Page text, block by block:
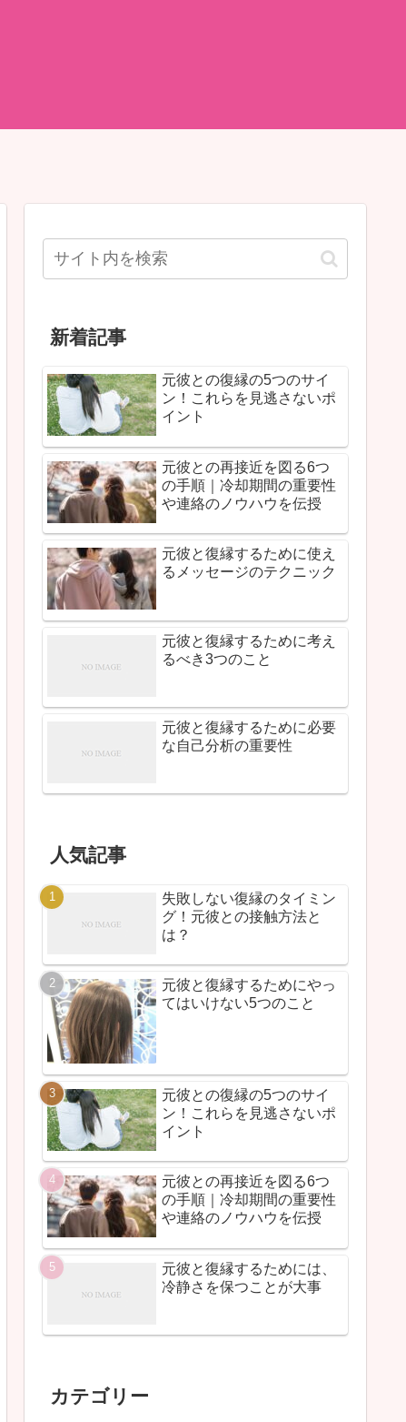
新着記事
元彼との復縁の5つのサイ
ン！これらを見逃さないポ
イント
元彼との再接近を図る6つ
の手順｜冷却期間の重要性
や連絡のノウハウを伝授
元彼と復縁するために使え
るメッセージのテクニック
元彼と復縁するために考え
るべき3つのこと
元彼と復縁するために必要
な自己分析の重要性
人気記事
失敗しない復縁のタイミン
グ！元彼との接触方法と
は？
元彼と復縁するためにやっ
てはいけない5つのこと
元彼との復縁の5つのサイ
ン！これらを見逃さないポ
イント
元彼との再接近を図る6つ
の手順｜冷却期間の重要性
や連絡のノウハウを伝授
元彼と復縁するためには、
冷静さを保つことが大事
カテゴリー